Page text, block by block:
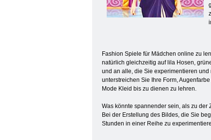
Fashion Spiele für Mädchen online zu
natürlich gleichzeitig auf lila Hosen,
und an alle, die Sie experimentieren
unterstreichen Sie Ihre Form,
Mode Kleid bis zu dienen zu lehren.
Was könnte spannender sein, als zu
Bei der Erstellung des Bildes, die Sie
Stunden in einer Reihe zu